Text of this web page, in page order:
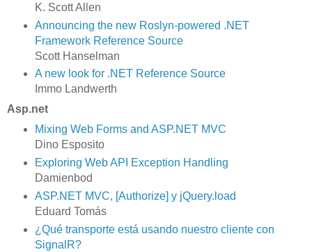
K. Scott Allen
Announcing the new Roslyn-powered .NET
Framework Reference Source
Scott Hanselman
A new look for .NET Reference Source
Immo Landwerth
Asp.net
Mixing Web Forms and ASP.NET MVC
Dino Esposito
Exploring Web API Exception Handling
Damienbod
ASP.NET MVC, [Authorize] y jQuery.load
Eduard Tomás
¿Qué transporte está usando nuestro cliente con
SignalR?